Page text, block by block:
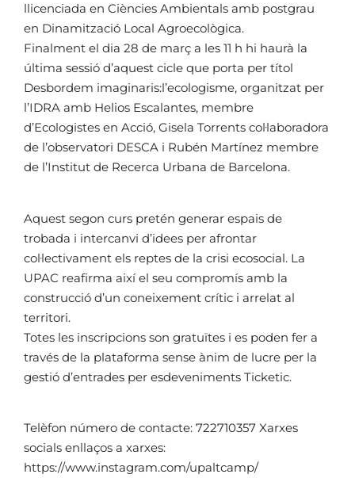
llicenciada en Ciències Ambientals amb postgrau
en Dinamització Local Agroecològica.
Finalment el dia 28 de març a les 11 h hi haurà la
última sessió d’aquest cicle que porta per títol
Desbordem imaginaris:l’ecologisme, organitzat per
l’IDRA amb Helios Escalantes, membre
d’Ecologistes en Acció, Gisela Torrents col·laboradora
de l’observatori DESCA i Rubén Martínez membre
de l’Institut de Recerca Urbana de Barcelona.
Aquest segon curs pretén generar espais de
trobada i intercanvi d’idees per afrontar
col·lectivament els reptes de la crisi ecosocial. La
UPAC reafirma així el seu compromís amb la
construcció d’un coneixement crític i arrelat al
territori.
Totes les inscripcions son gratuïtes i es poden fer a
través de la plataforma sense ànim de lucre per la
gestió d’entrades per esdeveniments Ticketic.
Telèfon número de contacte: 722710357 Xarxes
socials enllaços a xarxes:
https://www.instagram.com/upaltcamp/